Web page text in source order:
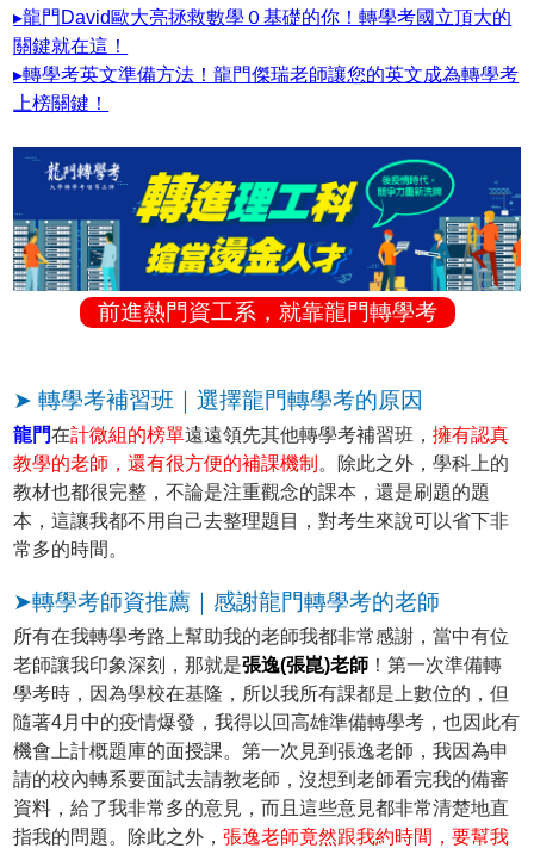
▸龍門David歐大亮拯救數學０基礎的你！轉學考國立頂大的
關鍵就在這！
▸轉學考英文準備方法！龍門傑瑞老師讓您的英文成為轉學考
上榜關鍵！
前進熱門資工系，就靠龍門轉學考
➤ 轉學考補習班｜選擇龍門轉學考的原因
龍門在計微組的榜單遠遠領先其他轉學考補習班，擁有認真
教學的老師，還有很方便的補課機制 。除此之外，學科上的
教材也都很完整，不論是注重觀念的課本，還是刷題的題
本，這讓我都不用自己去整理題目，對考生來說可以省下非
常多的時間。
➤轉學考師資推薦｜感謝龍門轉學考的老師
所有在我轉學考路上幫助我的老師我都非常感謝，當中有位
老師讓我印象深刻，那就是張逸(張崑)老師 ！第一次準備轉
學考時，因為學校在基隆，所以我所有課都是上數位的，但
隨著4月中的疫情爆發，我得以回高雄準備轉學考，也因此有
機會上計概題庫的面授課。第一次見到張逸老師，我因為申
請的校內轉系要面試去請教老師，沒想到老師看完我的備審
資料，給了我非常多的意見，而且這些意見都非常清楚地直
指我的問題。除此之外，張逸老師竟然跟我約時間，要幫我